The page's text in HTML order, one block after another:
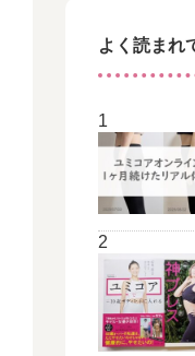
よく読まれ